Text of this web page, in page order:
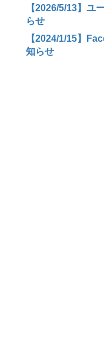
【2026/5/13】ユ
らせ
【2024/1/15】
知らせ